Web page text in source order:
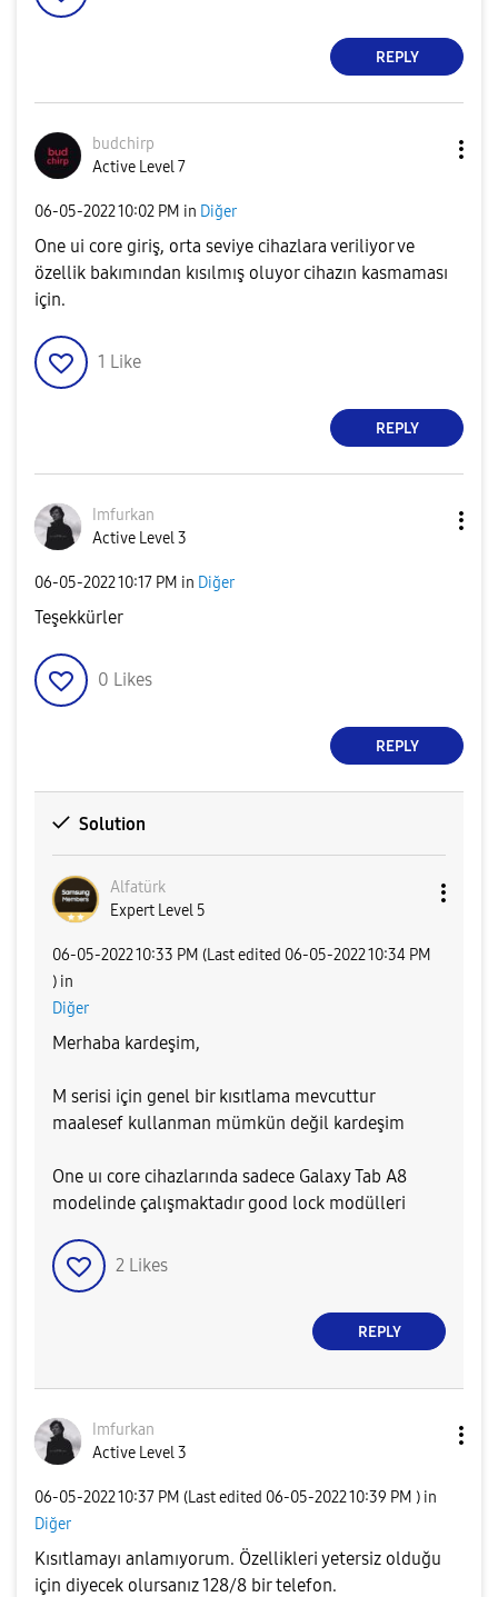
REPLY
budchirp
Active Level 7
‎06-05-202210:02 PM in Diğer
One ui core giriş, orta seviye cihazlara veriliyor ve
özellik bakımından kısılmış oluyor cihazın kasmaması
için.
1 Like
REPLY
Imfurkan
Active Level 3
‎06-05-202210:17 PM in Diğer
Teşekkürler
0 Likes
REPLY
Solution
Alfatürk
Expert Level 5
‎06-05-202210:33 PM (Last edited ‎06-05-202210:34 PM
) in
Diğer
Merhaba kardeşim,
M serisi için genel bir kısıtlama mevcuttur
maalesef kullanman mümkün değil kardeşim
One uı core cihazlarında sadece Galaxy Tab A8
modelinde çalışmaktadır good lock modülleri
2 Likes
REPLY
Imfurkan
Active Level 3
‎06-05-202210:37 PM (Last edited ‎06-05-202210:39 PM ) in
Diğer
Kısıtlamayı anlamıyorum. Özellikleri yetersiz olduğu
için diyecek olursanız 128/8 bir telefon.